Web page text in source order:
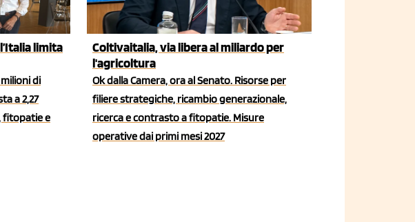
limita
di
a 2,27
fitopatie e
Coltivaitalia, via libera al miliardo per
l'agricoltura
Ok dalla Camera, ora al Senato. Risorse per
filiere strategiche, ricambio generazionale,
ricerca e contrasto a fitopatie. Misure
operative dai primi mesi 2027